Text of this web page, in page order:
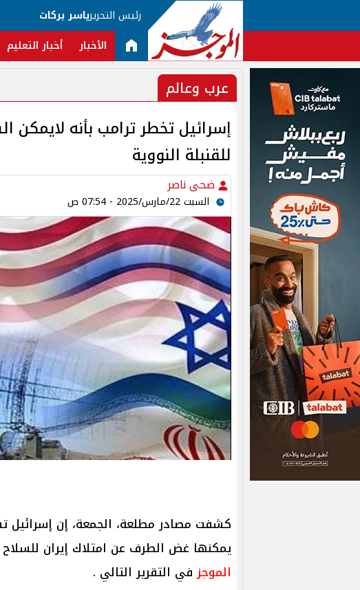
رئيس التحريرياسر بركات
الأخبار أخبار التعليم
عرب وعالم
إسرائيل تخطر ترامب بأنه لايمكن
للقنبلة النووية
ضحى ناصر
السبت 22/مارس/2025 - 07:54 ص
كشفت مصادر مطلعة، الجمعة، إن إسرائيل
يمكنها غض الطرف عن امتلاك إيران
الموجزفي التقرير التالي .